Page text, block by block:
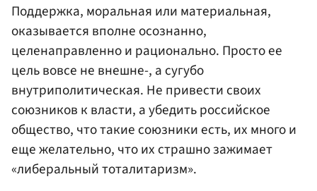
Поддержка, моральная или материальная,
оказывается вполне осознанно,
целенаправленно и рационально. Просто ее
цель вовсе не внешне-, а сугубо
внутриполитическая. Не привести своих
союзников к власти, а убедить российское
общество, что такие союзники есть, их много и
еще желательно, что их страшно зажимает
«либеральный тоталитаризм».